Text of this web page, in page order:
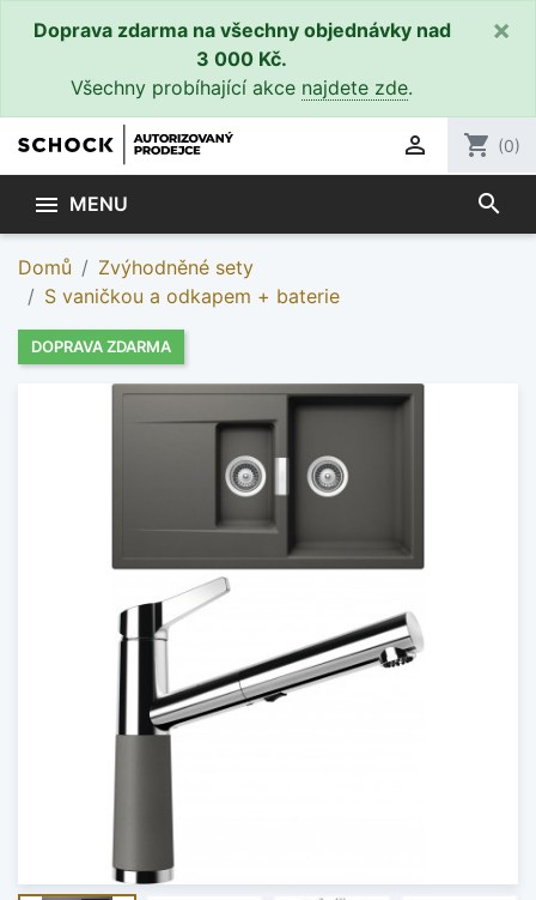
Doprava zdarma na všechny objednávky nad
3 000 Kč.
Všechny probíhající akce najdete zde.
×
 shopping_cart (0)
 MENU search
Domů
Zvýhodněné sety
S vaničkou a odkapem + baterie
DOPRAVA ZDARMA